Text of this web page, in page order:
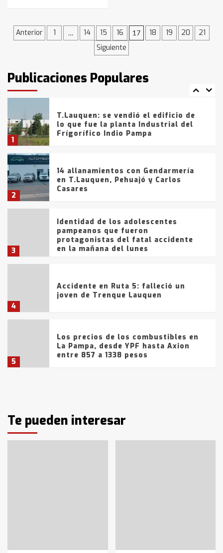
Navegación
entradas
Anterior 1 … 14 15 16 17 18 19 20
21
Siguiente
Publicaciones Populares
6
de la provincia
T.Lauquen: tres jóvenes que
fueron detenidos por
comercialización de drogas en la
tarde del sábado
1
T.Lauquen: se vendió el edificio de
lo que fue la planta Industrial del
Frígorífico Indio Pampa
2
14 allanamientos con Gendarmería
en T.Lauquen, Pehuajó y Carlos
Casares
3
Identidad de los adolescentes
pampeanos que fueron
protagonistas del fatal accidente
en la mañana del lunes
4
Accidente en Ruta 5: falleció un
joven de Trenque Lauquen
5
Los precios de los combustibles en
La Pampa, desde YPF hasta Axion
entre 857 a 1338 pesos
6
de la provincia
T.Lauquen: tres jóvenes que
Te pueden interesar